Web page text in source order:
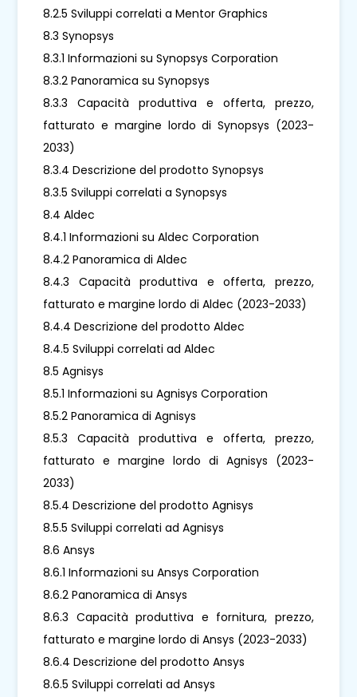
8.2.5 Sviluppi correlati a Mentor Graphics
8.3 Synopsys
8.3.1 Informazioni su Synopsys Corporation
8.3.2 Panoramica su Synopsys
8.3.3 Capacità produttiva e offerta, prezzo,
fatturato e margine lordo di Synopsys (2023-
2033)
8.3.4 Descrizione del prodotto Synopsys
8.3.5 Sviluppi correlati a Synopsys
8.4 Aldec
8.4.1 Informazioni su Aldec Corporation
8.4.2 Panoramica di Aldec
8.4.3 Capacità produttiva e offerta, prezzo,
fatturato e margine lordo di Aldec (2023-2033)
8.4.4 Descrizione del prodotto Aldec
8.4.5 Sviluppi correlati ad Aldec
8.5 Agnisys
8.5.1 Informazioni su Agnisys Corporation
8.5.2 Panoramica di Agnisys
8.5.3 Capacità produttiva e offerta, prezzo,
fatturato e margine lordo di Agnisys (2023-
2033)
8.5.4 Descrizione del prodotto Agnisys
8.5.5 Sviluppi correlati ad Agnisys
8.6 Ansys
8.6.1 Informazioni su Ansys Corporation
8.6.2 Panoramica di Ansys
8.6.3 Capacità produttiva e fornitura, prezzo,
fatturato e margine lordo di Ansys (2023-2033)
8.6.4 Descrizione del prodotto Ansys
8.6.5 Sviluppi correlati ad Ansys